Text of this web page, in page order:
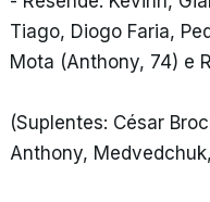
Tiago, Diogo Faria,
Mota (Anthony, 74) e
(Suplentes: César
Anthony,